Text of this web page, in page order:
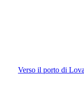
Verso il porto di